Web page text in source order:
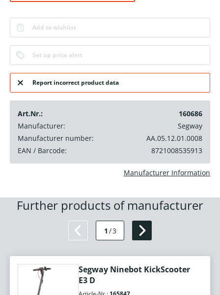
Add to wishlist
Set up price alert
Report incorrect product data
Art.Nr.:
160686
Manufacturer:
Segway
Manufacturer number:
AA.05.12.01.0008
EAN / Barcode:
8721008535913
Manufacturer Information
Further products of manufacturer
1 /3
Segway Ninebot KickScooter
E3 D